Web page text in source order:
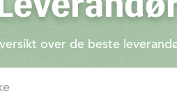
over de beste